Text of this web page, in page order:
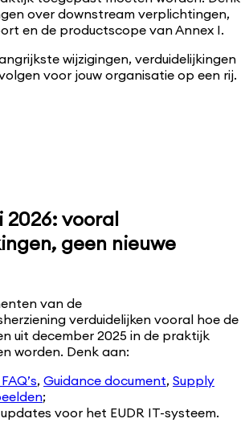
over downstream verplichtingen,
en de productscope van Annex I.
wijzigingen, verduidelijkingen
voor jouw organisatie op een rij.
6 EUDR scenario's voor jouw bedrijf
voor stap aan de bijbehorende
2026: vooral
geen nieuwe
van de
verduidelijken vooral hoe de
uit december 2025 in de praktijk
worden. Denk aan:
, Guidance document, Supply
;
voor het EUDR IT-systeem.